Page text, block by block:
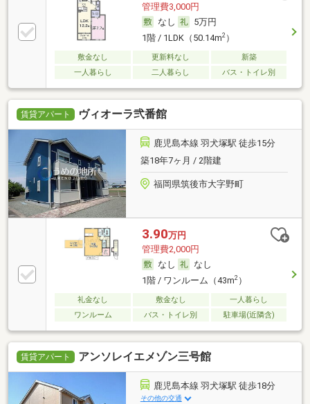
管理費3,000円
なし
5万円
1階 / 1LDK（50.14m2）
敷金なし 更新料なし
新築
一人暮らし
二人暮らし バス・トイレ別
賃貸アパート ヴィオーラ弐番館
鹿児島本線 羽犬塚駅 徒歩15分
築18年7ヶ月 / 2階建
福岡県筑後市大字野町
3.90万円
管理費2,000円
なし
なし
1階 / ワンルーム（43m2）
礼金なし 敷金なし
一人暮らし
ワンルーム
バス・トイレ別 駐車場(近隣含)
賃貸アパート アンソレイエメゾン三号館
鹿児島本線 羽犬塚駅 徒歩18分
その他の交通